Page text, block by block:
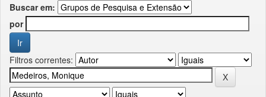
Buscar em:
por
Filtros correntes: